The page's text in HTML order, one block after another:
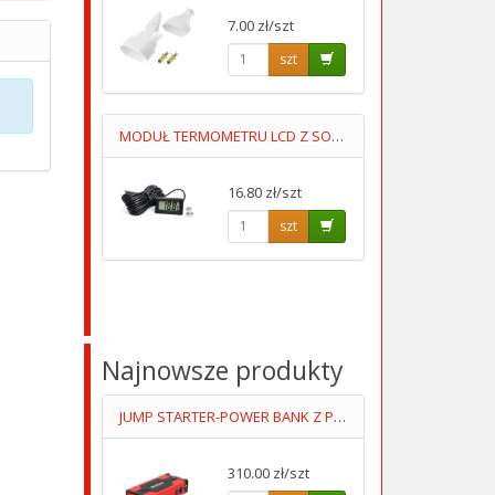
7.00 zł/szt
szt
MODUŁ TERMOMETRU LCD Z SONDĄ -50ST+100ST PRZEWÓD 5M
16.80 zł/szt
szt
Najnowsze produkty
JUMP STARTER-POWER BANK Z PRZEWODAMI ROZRUCHOWYMI+KOMPRESOR
310.00 zł/szt